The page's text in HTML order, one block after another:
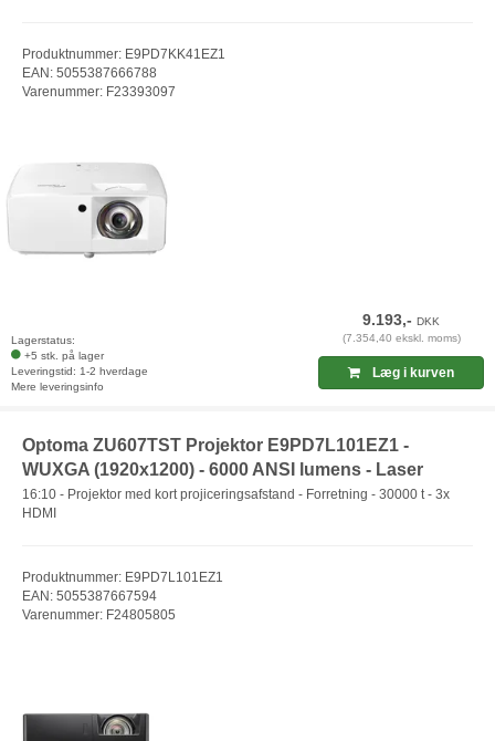
Produktnummer: E9PD7KK41EZ1
EAN: 5055387666788
Varenummer: F23393097
Lagerstatus:
+5 stk. på lager
Leveringstid: 1-2 hverdage
Mere leveringsinfo
9.193,-DKK
(7.354,40 ekskl. moms)
Læg i kurven
Optoma ZU607TST Projektor E9PD7L101EZ1 -
WUXGA (1920x1200) - 6000 ANSI lumens - Laser
16:10 - Projektor med kort projiceringsafstand - Forretning - 30000 t - 3x
HDMI
Produktnummer: E9PD7L101EZ1
EAN: 5055387667594
Varenummer: F24805805